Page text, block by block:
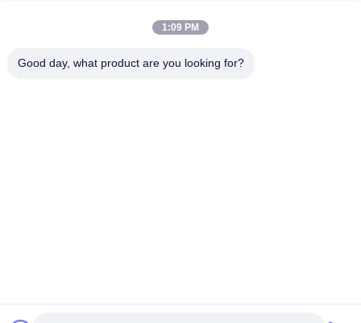
1:09 PM
Good day, what product are you looking for?